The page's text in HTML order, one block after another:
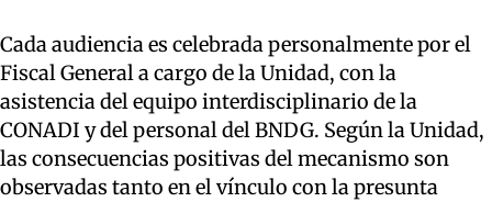
Cada audiencia es celebrada personalmente por el
Fiscal General a cargo de la Unidad, con la
asistencia del equipo interdisciplinario de la
CONADI y del personal del BNDG. Según la Unidad,
las consecuencias positivas del mecanismo son
observadas tanto en el vínculo con la presunta